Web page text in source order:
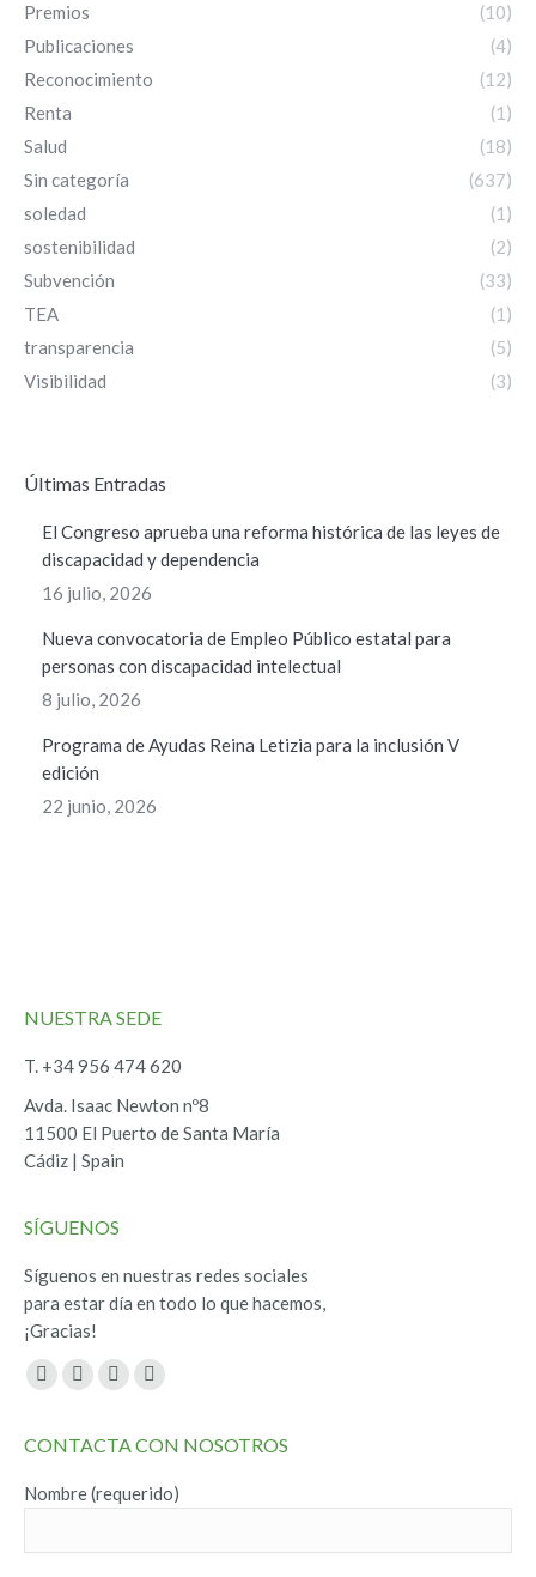
Premios
(10)
Publicaciones
(4)
Reconocimiento
(12)
Renta
(1)
Salud
(18)
Sin categoría
(637)
soledad
(1)
sostenibilidad
(2)
Subvención
(33)
TEA
(1)
transparencia
(5)
Visibilidad
(3)
ÚItimas Entradas
El Congreso aprueba una reforma histórica de las leyes de
discapacidad y dependencia
16 julio, 2026
Nueva convocatoria de Empleo Público estatal para
personas con discapacidad intelectual
8 julio, 2026
Programa de Ayudas Reina Letizia para la inclusión V
edición
22 junio, 2026
NUESTRA SEDE
T. +34 956 474 620
Avda. Isaac Newton nº8
11500 El Puerto de Santa María
Cádiz | Spain
SÍGUENOS
Síguenos en nuestras redes sociales
para estar día en todo lo que hacemos,
¡Gracias!
Encuéntranos en:
Facebook
opens
new
Twitter
opens
new
YouTube
opens
new
Instagram
opens
new
CONTACTA CON NOSOTROS
Nombre (requerido)